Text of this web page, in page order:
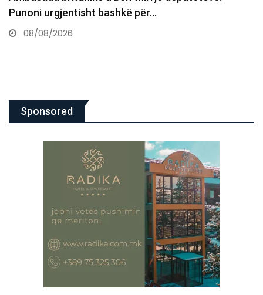
Kosovës nuk ndryshon
08/08/2026
Sponsored